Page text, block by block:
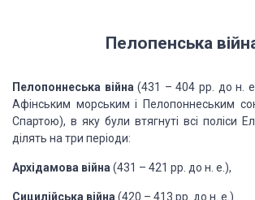
Пелопенська
Пелопоннеська війна (431 – 404 pp. до н.
Афінським морським і Пелопоннеським
Спартою), в яку були втягнуті всі поліси
ділять на три періоди:
Архідамова війна (431 – 421 pp. до н. е.),
Сицилійська війна (420 – 413 pp. до н. е.)